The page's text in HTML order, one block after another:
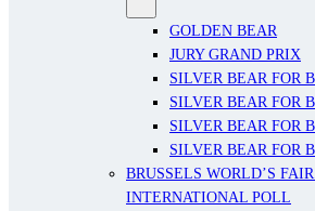
GOLDEN BEAR
JURY GRAND PRIX
SILVER BEAR FOR
SILVER BEAR FOR
SILVER BEAR FOR
SILVER BEAR FOR
BRUSSELS WORLD’S
INTERNATIONAL POLL